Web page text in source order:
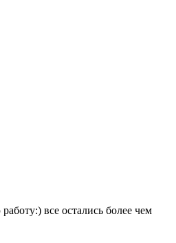
все остались более чем